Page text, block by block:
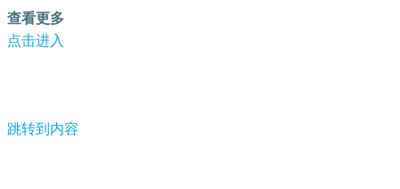
查看更多
点击进入
跳转到内容